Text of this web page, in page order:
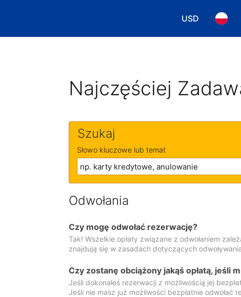
USD
Wybierz
Najczęściej
Szukaj
Słowo kluczowe lub temat
Odwołania
Czy mogę odwołać rezerwację?
Tak! Wszelkie opłaty związane z odwołaniem
znajdują się w zasadach dotyczących
Czy zostanę obciążony jakąś opłatą, jeśli
Jeśli dokonałeś rezerwacji z możliwością jej
Jeśli nie masz już możliwości bezpłatnie odwołać